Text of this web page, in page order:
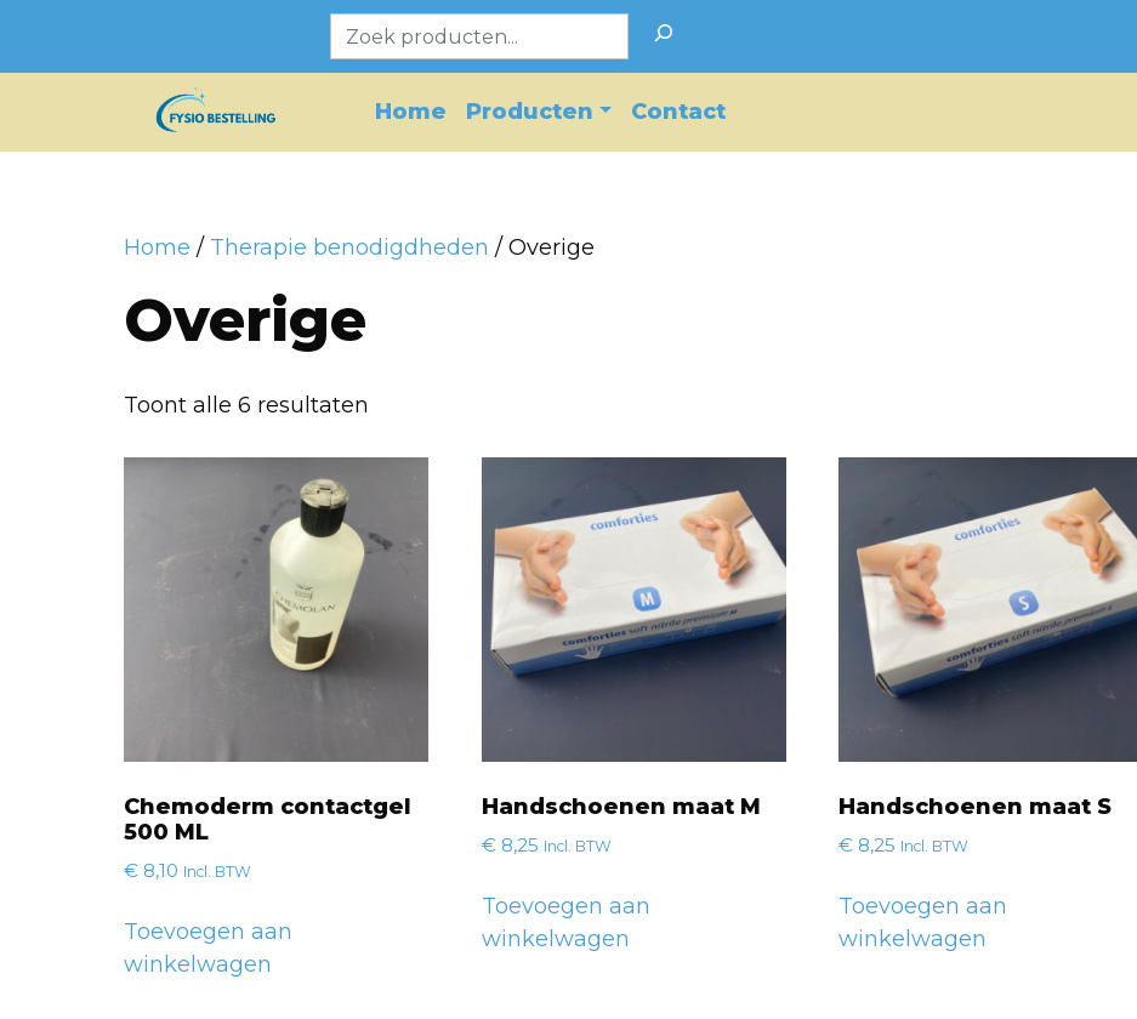
content
Zoeken
Home Producten Contact
Home / Therapie benodigdheden / Overige
Overige
Toont alle 6 resultaten
Chemoderm contactgel
500 ML
€ 8,10 Incl. BTW
Toevoegen aan
winkelwagen
Handschoenen maat M
€8,25 Incl. BTW
Toevoegen aan
winkelwagen
Handschoenen maat S
€ 8,25 Incl. BTW
Toevoegen aan
winkelwagen